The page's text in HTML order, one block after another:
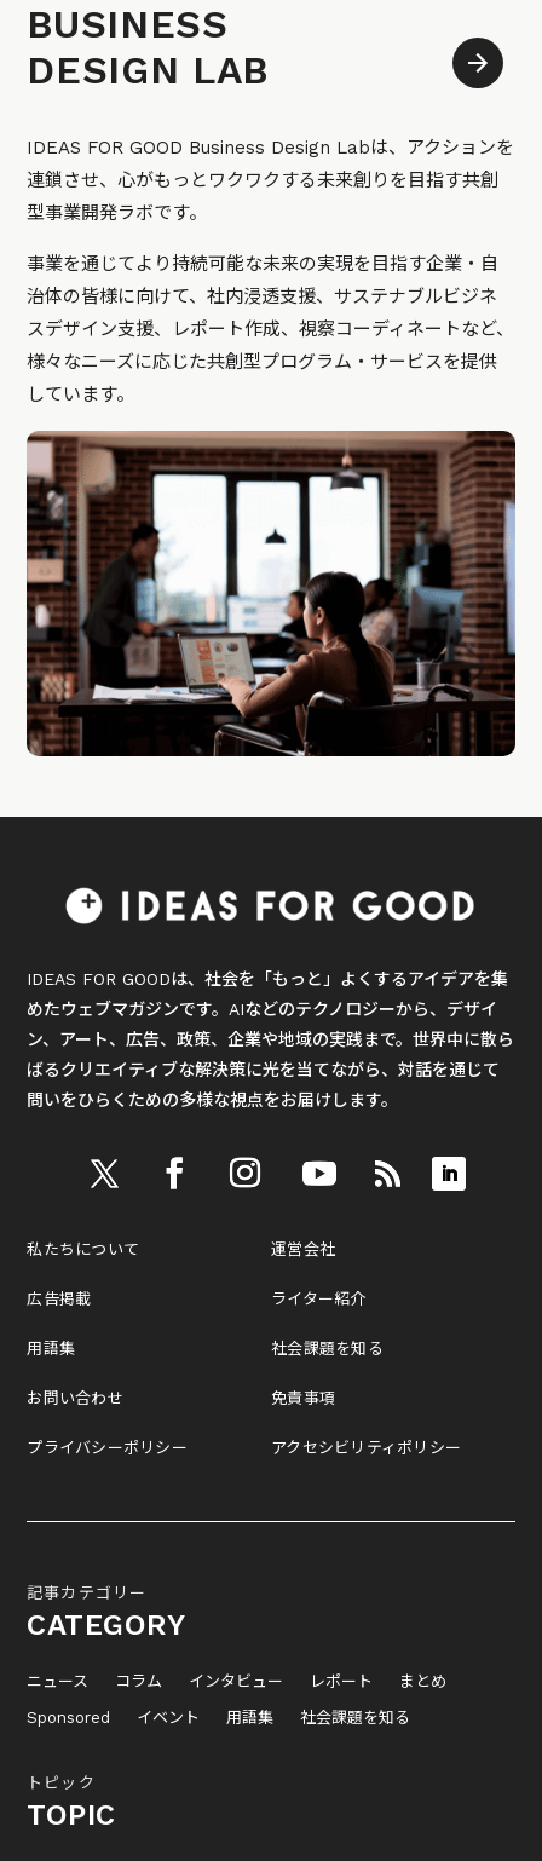
BUSINESS
DESIGN LAB
IDEAS FOR GOOD Business Design Labは、アクションを
連鎖させ、心がもっとワクワクする未来創りを目指す共創
型事業開発ラボです。
事業を通じてより持続可能な未来の実現を目指す企業・自
治体の皆様に向けて、社内浸透支援、サステナブルビジネ
スデザイン支援、レポート作成、視察コーディネートなど、
様々なニーズに応じた共創型プログラム・サービスを提供
しています。
IDEAS FOR GOODは、社会を「もっと」よくするアイデアを集
めたウェブマガジンです。AIなどのテクノロジーから、デザイ
ン、アート、広告、政策、企業や地域の実践まで。世界中に散ら
ばるクリエイティブな解決策に光を当てながら、対話を通じて
問いをひらくための多様な視点をお届けします。
私たちについて
広告掲載
用語集
お問い合わせ
プライバシーポリシー
運営会社
ライター紹介
社会課題を知る
免責事項
アクセシビリティポリシー
記事カテゴリー
CATEGORY
ニュース コラム インタビュー レポート
まとめ
Sponsored
イベント 用語集 社会課題を知る
トピック
TOPIC